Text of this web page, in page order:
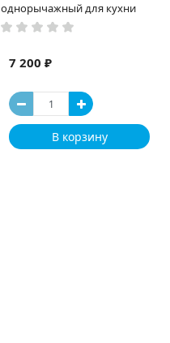
однорычажный для кухни
7 200 ₽
В корзину